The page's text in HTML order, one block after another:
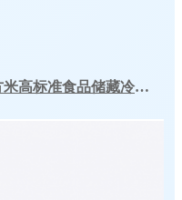
春发生物科技（宁夏）2666立方米高标准食品储藏冷库工程案例